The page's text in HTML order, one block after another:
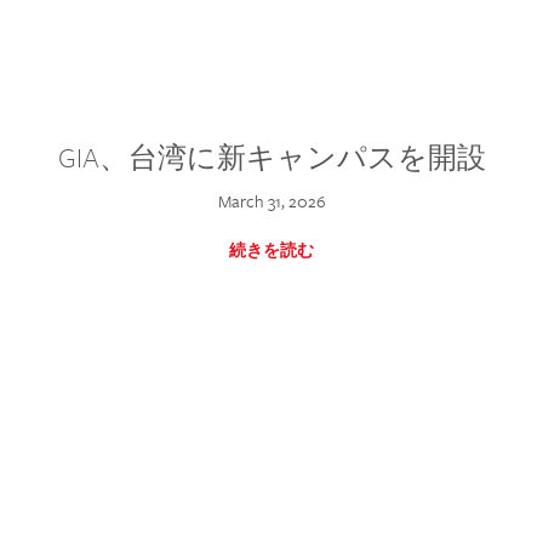
GIA、台湾に新キャンパスを開設
March 31, 2026
続きを読む